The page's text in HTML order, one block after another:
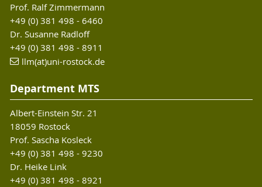
Prof. Ralf Zimmermann
+49 (0) 381 498 - 6460
Dr. Susanne Radloff
+49 (0) 381 498 - 8911
llm(at)uni-rostock.de
Department MTS
Albert-Einstein Str. 21
18059 Rostock
Prof. Sascha Kosleck
+49 (0) 381 498 - 9230
Dr. Heike Link
+49 (0) 381 498 - 8921